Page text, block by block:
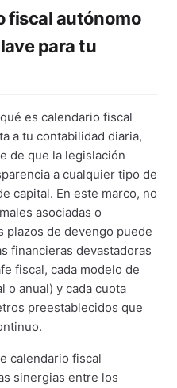
fiscal autónomo
para tu
es calendario fiscal
a tu contabilidad diaria,
de que la legislación
a cualquier tipo de
capital. En este marco, no
asociadas o
de devengo puede
financieras devastadoras
fiscal, cada modelo de
o anual) y cada cuota
preestablecidos que
calendario fiscal
sinergias entre los